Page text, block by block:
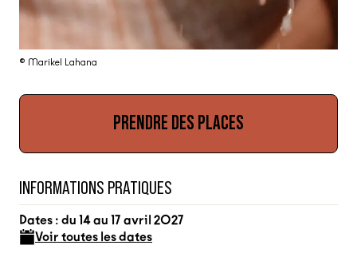
© Marikel Lahana
PRENDRE DES PLACES
INFORMATIONS PRATIQUES
Dates : du 14 au 17 avril 2027
Voir toutes les dates